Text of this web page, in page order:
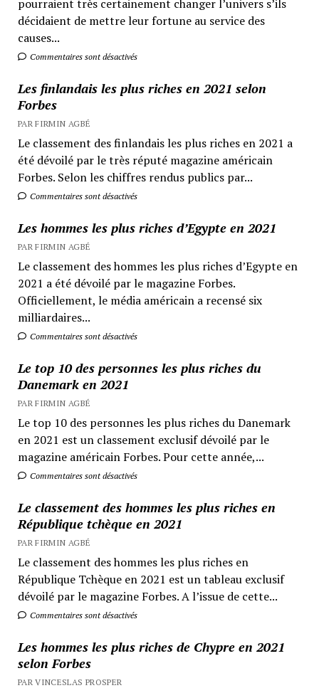
pourraient très certainement changer l’univers s’ils
décidaient de mettre leur fortune au service des
causes...
Commentaires sont désactivés
Les finlandais les plus riches en 2021 selon
Forbes
PAR FIRMIN AGBÉ
Le classement des finlandais les plus riches en 2021 a
été dévoilé par le très réputé magazine américain
Forbes. Selon les chiffres rendus publics par...
Commentaires sont désactivés
Les hommes les plus riches d’Egypte en 2021
PAR FIRMIN AGBÉ
Le classement des hommes les plus riches d’Egypte en
2021 a été dévoilé par le magazine Forbes.
Officiellement, le média américain a recensé six
milliardaires...
Commentaires sont désactivés
Le top 10 des personnes les plus riches du
Danemark en 2021
PAR FIRMIN AGBÉ
Le top 10 des personnes les plus riches du Danemark
en 2021 est un classement exclusif dévoilé par le
magazine américain Forbes. Pour cette année,...
Commentaires sont désactivés
Le classement des hommes les plus riches en
République tchèque en 2021
PAR FIRMIN AGBÉ
Le classement des hommes les plus riches en
République Tchèque en 2021 est un tableau exclusif
dévoilé par le magazine Forbes. A l’issue de cette...
Commentaires sont désactivés
Les hommes les plus riches de Chypre en 2021
selon Forbes
PAR VINCESLAS PROSPER